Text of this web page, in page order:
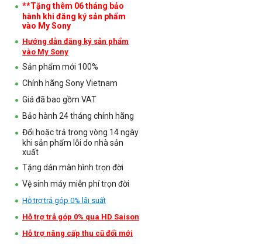
**Tặng thêm 06 tháng bảo
hành khi đăng ký sản phẩm
vào My Sony
Hướng dẫn đăng ký sản phẩm
vào My Sony
Sản phẩm mới 100%
Chính hãng Sony Vietnam
Giá đã bao gồm VAT
Bảo hành 24 tháng chính hãng
Đổi hoặc trả trong vòng 14 ngày
khi sản phẩm lỗi do nhà sản
xuất
Tặng dán màn hình trọn đời
Vệ sinh máy miễn phí trọn đời
Hỗ trợ trả góp 0% lãi suất
Hỗ trợ trả góp 0% qua HD Saison
Hỗ trợ nâng cấp thu cũ đổi mới